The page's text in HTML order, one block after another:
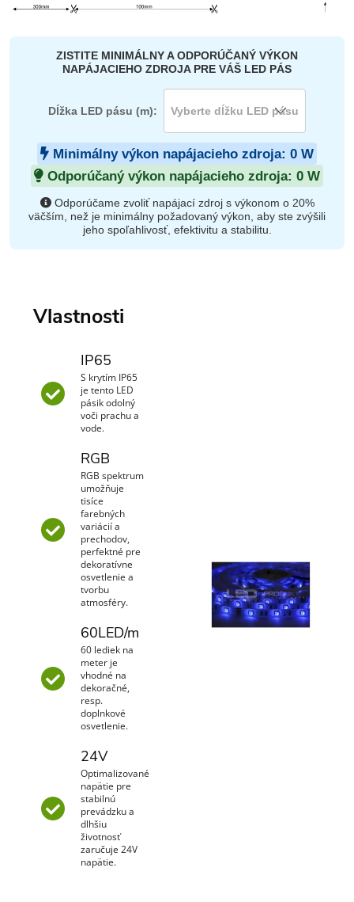
ZISTITE MINIMÁLNY A ODPORÚČANÝ VÝKON
NAPÁJACIEHO ZDROJA PRE VÁŠ LED PÁS
Dĺžka LED pásu (m):
Minimálny výkon napájacieho zdroja: 0 W
Odporúčaný výkon napájacieho zdroja: 0 W
Odporúčame zvoliť napájací zdroj s výkonom o 20%
väčším, než je minimálny požadovaný výkon, aby ste zvýšili
jeho spoľahlivosť, efektivitu a stabilitu.
Vlastnosti
IP65
S krytím IP65
je tento LED
pásik odolný
voči prachu a
vode.
RGB
RGB spektrum
umožňuje
tisíce
farebných
variácií a
prechodov,
perfektné pre
dekoratívne
osvetlenie a
tvorbu
atmosféry.
60LED/m
60 lediek na
meter je
vhodné na
dekoračné,
resp.
doplnkové
osvetlenie.
24V
Optimalizované
napätie pre
stabilnú
prevádzku a
dlhšiu
životnosť
zaručuje 24V
napätie.